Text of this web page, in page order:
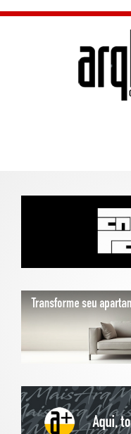
Skip to main content